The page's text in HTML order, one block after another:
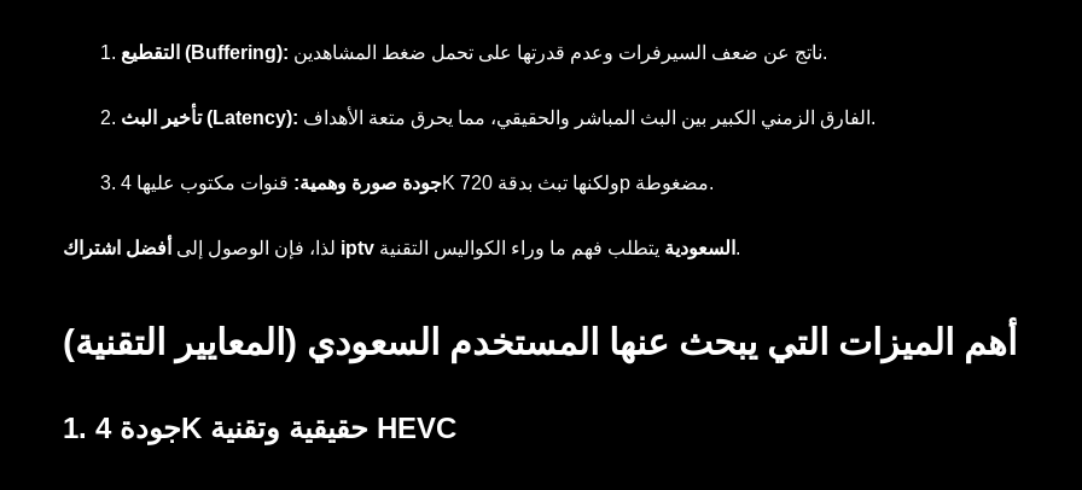
التقطيع (Buffering): ناتج عن ضعف السيرفرات وعدم قدرتها على تحمل ضغط المشاهدين.
تأخير البث (Latency): الفارق الزمني الكبير بين البث المباشر والحقيقي، مما يحرق متعة الأهداف.
جودة صورة وهمية: قنوات مكتوب عليها 4K ولكنها تبث بدقة 720p مضغوطة.
لذا، فإن الوصول إلى أفضل اشتراك iptv السعودية يتطلب فهم ما وراء الكواليس التقنية.
أهم الميزات التي يبحث عنها المستخدم السعودي (المعايير التقنية)
1. جودة 4K حقيقية وتقنية HEVC